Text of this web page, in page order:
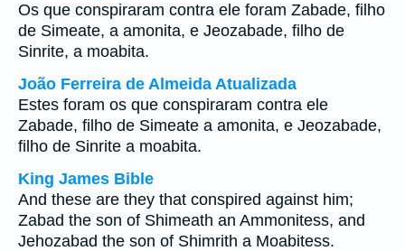
Os que conspiraram contra ele foram Zabade, filho
de Simeate, a amonita, e Jeozabade, filho de
Sinrite, a moabita.
João Ferreira de Almeida Atualizada
Estes foram os que conspiraram contra ele
Zabade, filho de Simeate a amonita, e Jeozabade,
filho de Sinrite a moabita.
King James Bible
And these are they that conspired against him;
Zabad the son of Shimeath an Ammonitess, and
Jehozabad the son of Shimrith a Moabitess.